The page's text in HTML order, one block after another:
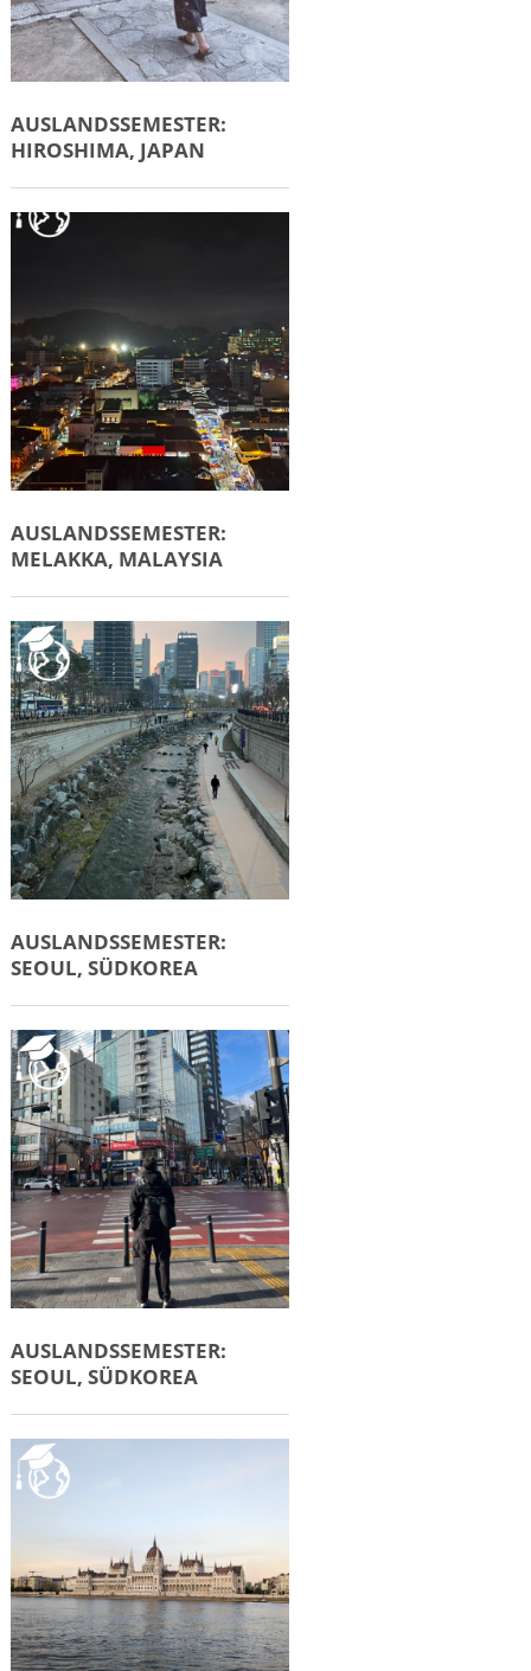
AUSLANDSSEMESTER:
HIROSHIMA, JAPAN
AUSLANDSSEMESTER:
MELAKKA, MALAYSIA
AUSLANDSSEMESTER:
SEOUL, SÜDKOREA
AUSLANDSSEMESTER:
SEOUL, SÜDKOREA